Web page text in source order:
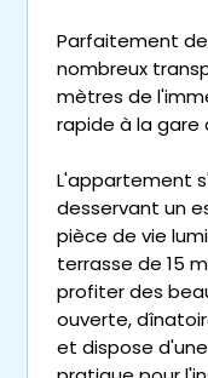
Parfaitement
nombreux
mètres de
rapide à la gare
L'appartement
desservant un
pièce de vie
terrasse de 15
profiter des
ouverte,
et dispose